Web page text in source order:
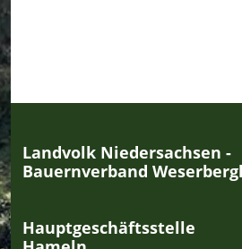
Landvolk Niedersachsen -
Bauernverband
Hauptgeschäftsstelle